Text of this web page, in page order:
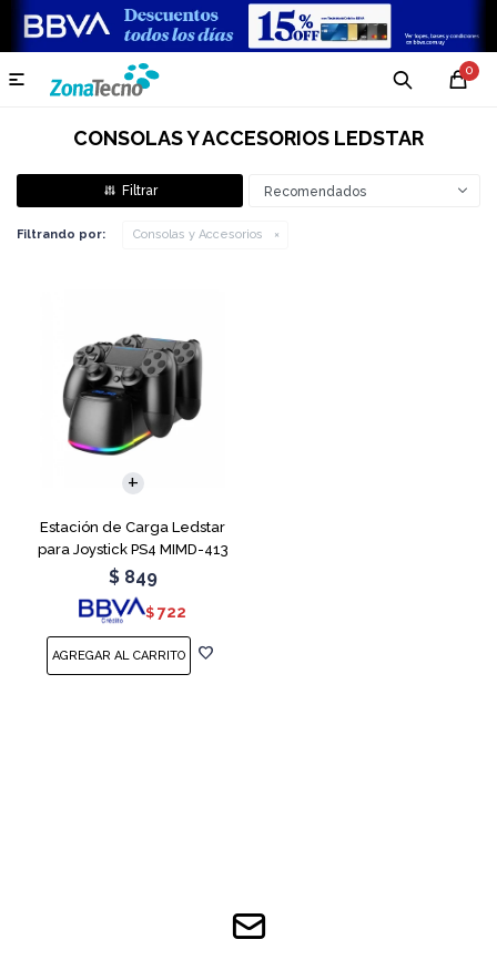
0

CONSOLAS Y ACCESORIOS LEDSTAR
Recomendados
Filtrando por: Consolas y Accesorios
Estación de Carga Ledstar
para Joystick PS4 MIMD-413
RGB
$ 849
$ 722